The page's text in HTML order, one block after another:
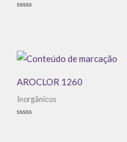
AROCLOR 1260
Inorgânicos